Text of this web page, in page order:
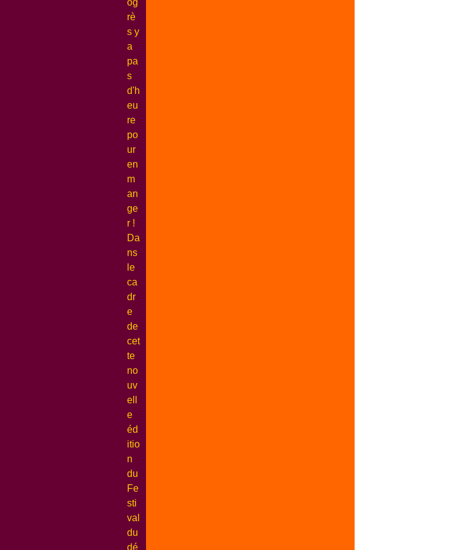
og
rè
s y
a
pa
s
d'h
eu
re
po
ur
en
m
an
ge
r !
Da
ns
le
ca
dr
e
de
cet
te
no
uv
ell
e
éd
itio
n
du
Fe
sti
val
du
dé